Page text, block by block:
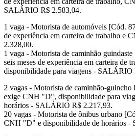
SALÁRIO R$ 2.583,04.
1 vaga - Motorista de automóveis [Cód.
de experiência em carteira de trabalho
2.328,00.
1 vaga - Motorista de caminhão
seis meses de experiência em carteira de
disponibilidade para viagens - SALÁRIO
2 vagas - Motorista de caminhão-
exige CNH "D", disponibilidade para
horários - SALÁRIO R$ 2.217,93.
20 vagas - Motorista de ônibus urbano
CNH "D" e disponibilidade de horários -